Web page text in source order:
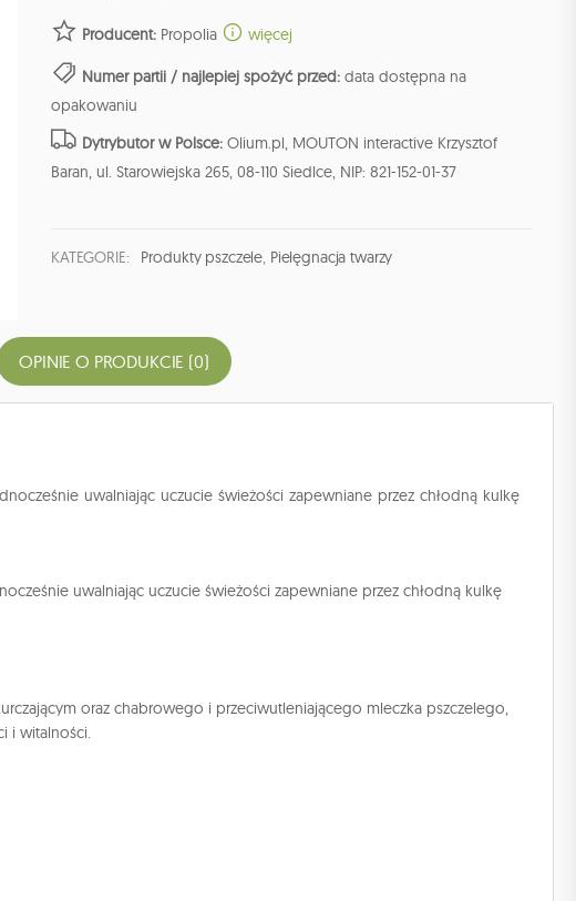
Producent: Propolia więcej
Numer partii / najlepiej spożyć przed: data dostępna na
opakowaniu
Dytrybutor w Polsce: Olium.pl, MOUTON interactive Krzysztof
Baran, ul. Starowiejska 265, 08-110 Siedlce, NIP: 821-152-01-37
KATEGORIE: Produkty pszczele, Pielęgnacja twarzy
OPINIE O PRODUKCIE (0)
uwalniając uczucie świeżości zapewniane przez chłodną kulkę
uwalniając uczucie świeżości zapewniane przez chłodną kulkę
oraz chabrowego i przeciwutleniającego mleczka pszczelego,
i witalności.